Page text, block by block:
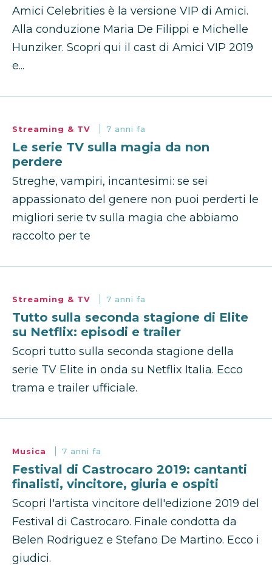
Amici Celebrities è la versione VIP di Amici.
Alla conduzione Maria De Filippi e Michelle
Hunziker. Scopri qui il cast di Amici VIP 2019
e...
Streaming & TV 7 anni fa
Le serie TV sulla magia da non
perdere
Streghe, vampiri, incantesimi: se sei
appassionato del genere non puoi perderti le
migliori serie tv sulla magia che abbiamo
raccolto per te
Streaming & TV 7 anni fa
Tutto sulla seconda stagione di Elite
su Netflix: episodi e trailer
Scopri tutto sulla seconda stagione della
serie TV Elite in onda su Netflix Italia. Ecco
trama e trailer ufficiale.
Musica 7 anni fa
Festival di Castrocaro 2019: cantanti
finalisti, vincitore, giuria e ospiti
Scopri l'artista vincitore dell'edizione 2019 del
Festival di Castrocaro. Finale condotta da
Belen Rodriguez e Stefano De Martino. Ecco i
giudici.